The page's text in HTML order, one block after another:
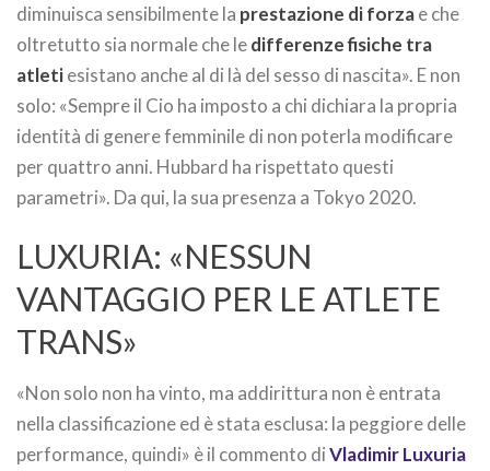
diminuisca sensibilmente la prestazione di forzae che
oltretutto sia normale che ledifferenze fisiche tra
atletiesistano anche al di là del sesso di nascita». E non
solo: «Sempre il Cio ha imposto a chi dichiara la propria
identità di genere femminile di non poterla modificare
per quattro anni. Hubbard ha rispettato questi
parametri». Da qui, la sua presenza a Tokyo 2020.
LUXURIA: «NESSUN
VANTAGGIO PER LE ATLETE
TRANS»
«Non solo non ha vinto, ma addirittura non è entrata
nella classificazione ed è stata esclusa: la peggiore delle
performance, quindi» è il commento diVladimir Luxuria